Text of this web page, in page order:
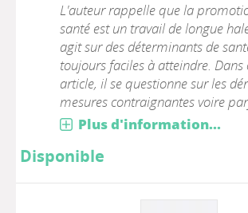
L'auteur rappelle que la
santé est un travail de longue
agit sur des déterminants de
toujours faciles à atteindre. Dans
article, il se questionne sur les
mesures contraignantes voire
Plus d'information...
Disponible